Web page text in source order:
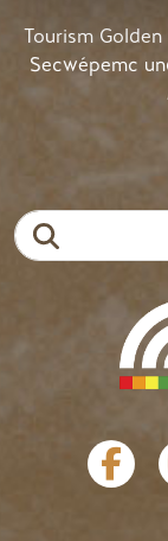
Tourism
Secwépemc